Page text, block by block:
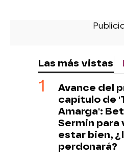
Las más vistas
Avance del
capítulo de
Amarga':
Sermin para
estar bien,
perdonará?